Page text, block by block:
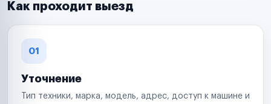
Как проходит выезд
01
Уточнение
Тип техники, марка, модель, адрес, доступ к машине и